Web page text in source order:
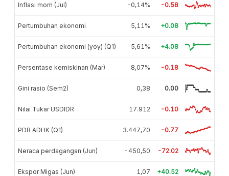
Inflasi mom (Jul) -0,14% -0.58
Pertumbuhan ekonomi 5,11% +0.08
Pertumbuhan ekonomi (yoy) (Q1) 5,61% +4.08
Persentase kemiskinan (Mar) 8,07% -0.18
Gini rasio (Sem2) 0,38 0.00
Nilai Tukar USDIDR 17.912 -0.10
PDB ADHK (Q1) 3.447,70 -0.77
Neraca perdagangan (Jun) -450,50 -72.02
Ekspor Migas (Jun) 1,07 +40.52